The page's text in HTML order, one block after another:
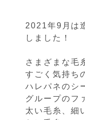
2021年9月は
しました！
さまざまな毛
すごく気持ち
ハレパネのシ
グループのフ
太い毛糸、細